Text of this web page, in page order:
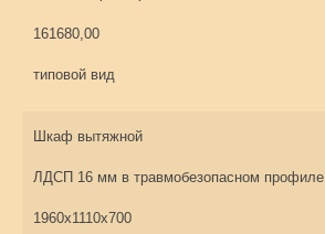
161680,00
типовой вид
Шкаф вытяжной
ЛДСП 16 мм в травмобезопасном профиле
1960х1110х700